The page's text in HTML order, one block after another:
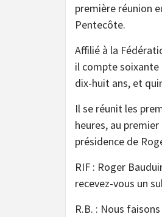
première réunion
Pentecôte.
Affilié à la
il compte
dix-huit ans, et
Il se réunit les
heures, au
présidence de
RIF : Roger
recevez-vous un
R.B. : Nous